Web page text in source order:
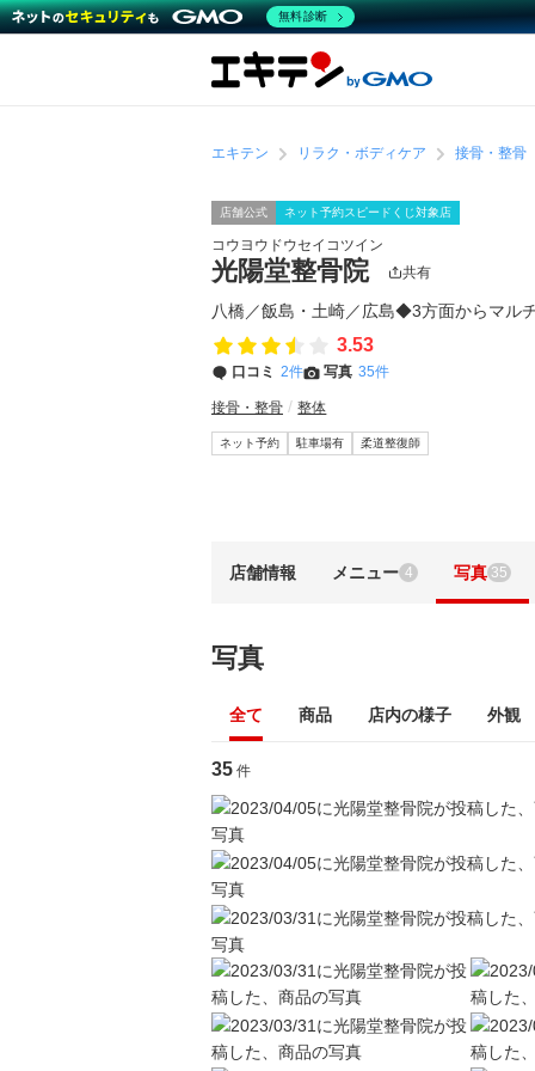
エキテン リラク・ボディケア 接骨・整骨
店舗公式 ネット予約スピードくじ対象店
コウヨウドウセイコツイン
光陽堂整骨院 共有
八橋／飯島・土崎／広島◆3方面からマル
3.53
口コミ 2件 写真 35件
接骨・整骨 整体
ネット予約 駐車場有 柔道整復師
店舗情報 メニュー 4 写真 35
写真
全て 商品 店内の様子 外観
35 件
無料診断